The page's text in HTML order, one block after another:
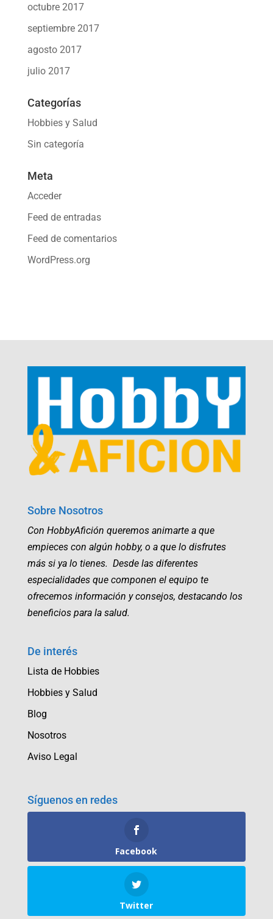
octubre 2017
septiembre 2017
agosto 2017
julio 2017
Categorías
Hobbies y Salud
Sin categoría
Meta
Acceder
Feed de entradas
Feed de comentarios
WordPress.org
Sobre Nosotros
Con HobbyAfición queremos animarte a que
empieces con algún hobby, o a que lo disfrutes
más si ya lo tienes. Desde las diferentes
especialidades que componen el equipo te
ofrecemos información y consejos, destacando los
beneficios para la salud.
De interés
Lista de Hobbies
Hobbies y Salud
Blog
Nosotros
Aviso Legal
Síguenos en redes
Facebook
Twitter